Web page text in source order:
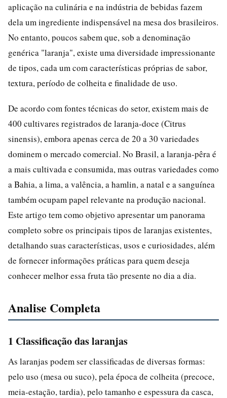
aplicação na culinária e na indústria de bebidas fazem
dela um ingrediente indispensável na mesa dos brasileiros.
No entanto, poucos sabem que, sob a denominação
genérica "laranja", existe uma diversidade impressionante
de tipos, cada um com características próprias de sabor,
textura, período de colheita e finalidade de uso.
De acordo com fontes técnicas do setor, existem mais de
400 cultivares registrados de laranja-doce (Citrus
sinensis), embora apenas cerca de 20 a 30 variedades
dominem o mercado comercial. No Brasil, a laranja-pêra é
a mais cultivada e consumida, mas outras variedades como
a Bahia, a lima, a valência, a hamlin, a natal e a sanguínea
também ocupam papel relevante na produção nacional.
Este artigo tem como objetivo apresentar um panorama
completo sobre os principais tipos de laranjas existentes,
detalhando suas características, usos e curiosidades, além
de fornecer informações práticas para quem deseja
conhecer melhor essa fruta tão presente no dia a dia.
Analise Completa
1 Classificação das laranjas
As laranjas podem ser classificadas de diversas formas:
pelo uso (mesa ou suco), pela época de colheita (precoce,
meia-estação, tardia), pelo tamanho e espessura da casca,